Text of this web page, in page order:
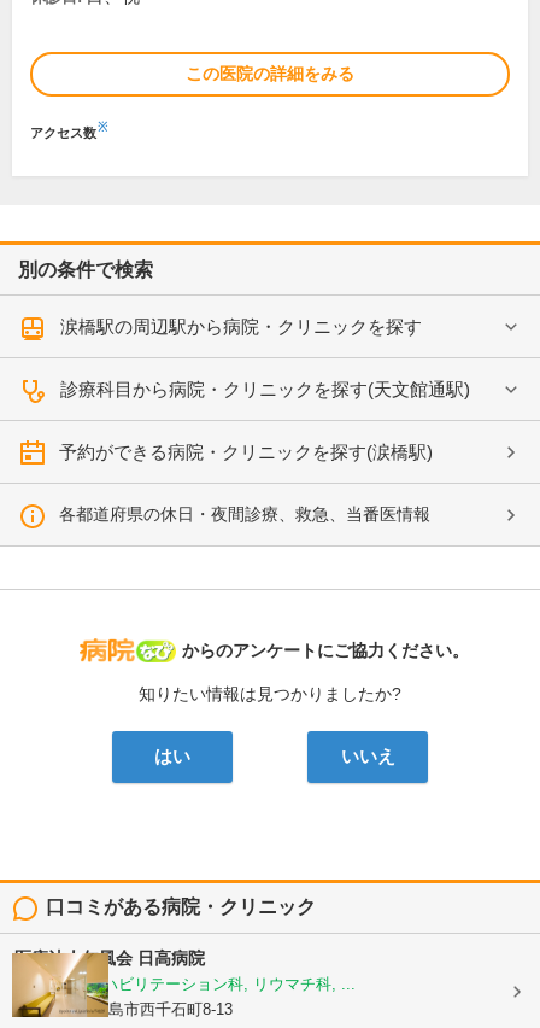
この医院の詳細をみる
アクセス数※
別の条件で検索
涙橋駅の周辺駅から病院・クリニックを探す
診療科目から病院・クリニックを探す(天文館通駅)
予約ができる病院・クリニックを探す(涙橋駅)
各都道府県の休日・夜間診療、救急、当番医情報
病院なび
からのアンケートにご協力ください。
知りたい情報は見つかりましたか?
はい いいえ
口コミがある病院・クリニック
医療法人仁風会 日高病院
整形外科, リハビリテーション科, リウマチ科, ...
鹿児島県鹿児島市西千石町8-13